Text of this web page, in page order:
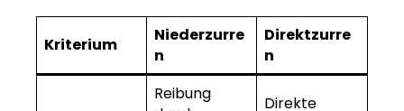
Kriterium
Niederzurre
n
Direktzurre
n
Reibung
Direkte